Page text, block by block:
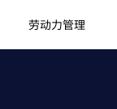
劳动力管理